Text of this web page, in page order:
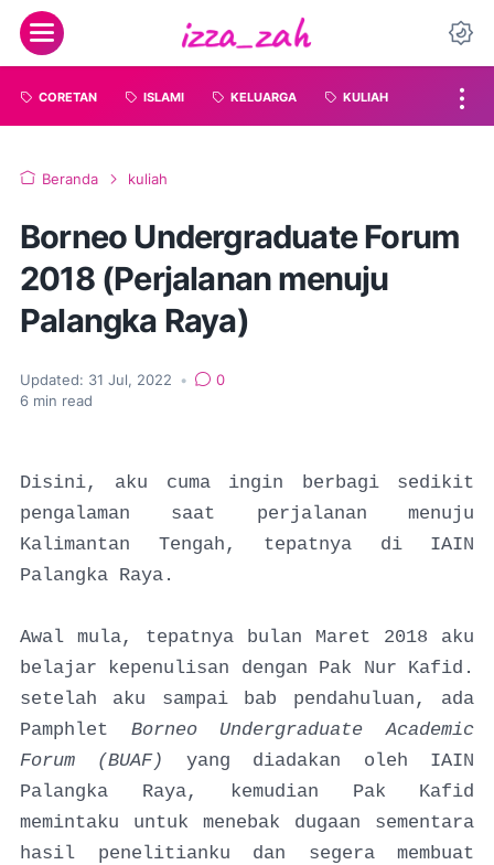
CORETAN ISLAMI KELUARGA KULIAH
Beranda kuliah
Borneo Undergraduate Forum
2018 (Perjalanan menuju
Palangka Raya)
Updated: 31 Jul, 2022 •
0
6 min read
Disini, aku cuma ingin berbagi sedikit
pengalaman saat perjalanan menuju
Kalimantan Tengah, tepatnya di IAIN
Palangka Raya.
Awal mula, tepatnya bulan Maret 2018 aku
belajar kepenulisan dengan Pak Nur Kafid.
setelah aku sampai bab pendahuluan, ada
Pamphlet Borneo Undergraduate Academic
Forum (BUAF) yang diadakan oleh IAIN
Palangka Raya, kemudian Pak Kafid
memintaku untuk menebak dugaan sementara
hasil penelitianku dan segera membuat